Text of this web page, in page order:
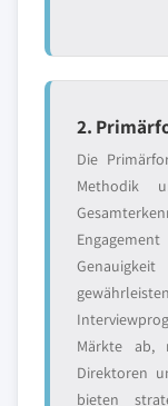
2.
Die
Methodik
Märkte ab,
Direktoren
bieten